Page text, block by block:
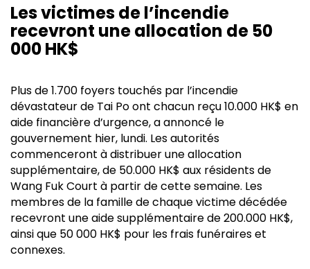
Les victimes de l’incendie
recevront une allocation de 50
000 HK$
Plus de 1.700 foyers touchés par l’incendie
dévastateur de Tai Po ont chacun reçu 10.000 HK$ en
aide financière d’urgence, a annoncé le
gouvernement hier, lundi. Les autorités
commenceront à distribuer une allocation
supplémentaire, de 50.000 HK$ aux résidents de
Wang Fuk Court à partir de cette semaine. Les
membres de la famille de chaque victime décédée
recevront une aide supplémentaire de 200.000 HK$,
ainsi que 50 000 HK$ pour les frais funéraires et
connexes.